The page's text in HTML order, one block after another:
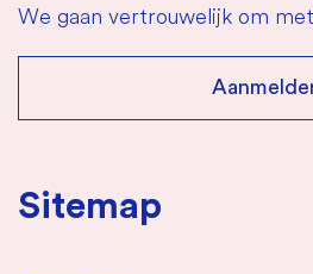
We gaan vertrouwelijk om
Sitemap